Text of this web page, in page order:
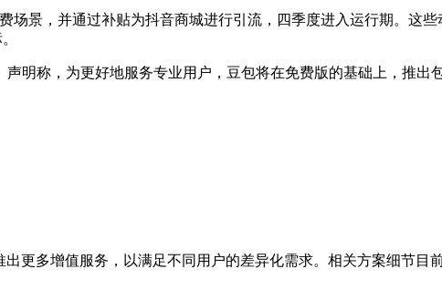
景，并通过补贴为抖音商城进行引流，四季度进入运行期。这
明称，为更好地服务专业用户，豆包将在免费版的基础上，推
更多增值服务，以满足不同用户的差异化需求。相关方案细节目